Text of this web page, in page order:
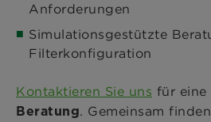
Anforderungen
Simulationsgestützte
Filterkonfiguration
Kontaktieren Sie uns für eine
Beratung. Gemeinsam